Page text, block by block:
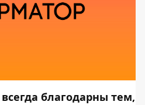
благодарны тем,